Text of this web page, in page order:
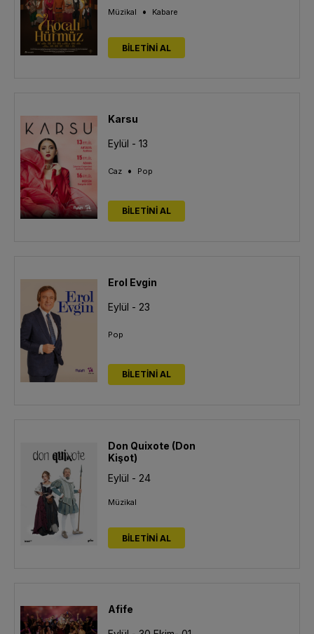
Müzikal • Kabare
BİLETİNİ AL
Karsu
Eylül - 13
Caz • Pop
BİLETİNİ AL
Erol Evgin
Eylül - 23
Pop
BİLETİNİ AL
Don Quixote (Don
Kişot)
Eylül - 24
Müzikal
BİLETİNİ AL
Afife